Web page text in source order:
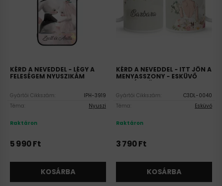
KÉRD A NEVEDDEL - LÉGY A
FELESÉGEM NYUSZIKÁM
Gyártói Cikkszám:
IPH-3919
Téma:
Nyuszi
Raktáron
5 990Ft
KOSÁRBA
KÉRD A NEVEDDEL - ITT JÖN A
MENYASSZONY - ESKÜVŐ
MINTÁS BÖGRE
Gyártói Cikkszám:
C3DL-0040
Téma:
Esküvő
Raktáron
3 790Ft
KOSÁRBA